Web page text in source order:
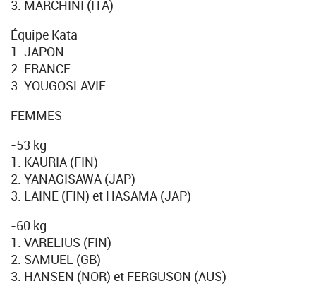
3. MARCHINI (ITA)
Équipe Kata
1. JAPON
2. FRANCE
3. YOUGOSLAVIE
FEMMES
-53 kg
1. KAURIA (FIN)
2. YANAGISAWA (JAP)
3. LAINE (FIN) et HASAMA (JAP)
-60 kg
1. VARELIUS (FIN)
2. SAMUEL (GB)
3. HANSEN (NOR) et FERGUSON (AUS)